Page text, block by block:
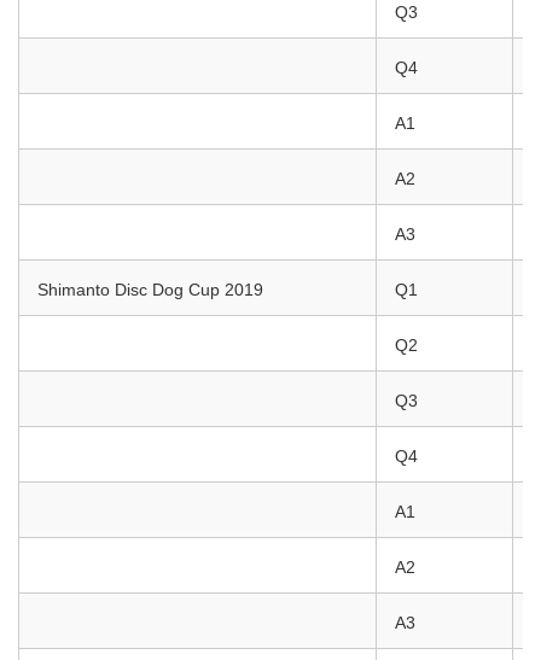
Q3
Q4
A1
A2
A3
Shimanto Disc Dog Cup 2019 Q1
Q2
Q3
Q4
A1
A2
A3